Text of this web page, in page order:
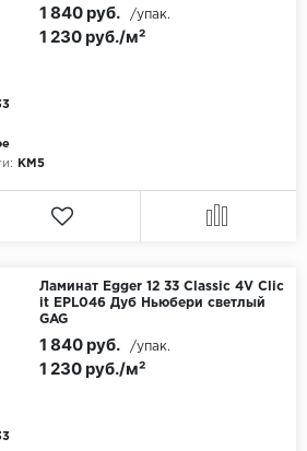
КМ5
1 230 руб./м²
1 840 руб. /упак.
Ламинат Egger 12 33 Classic 4V Clic
it EPL046 Дуб Ньюбери светлый
GAG
1 230 руб./м²
1 840 руб. /упак.